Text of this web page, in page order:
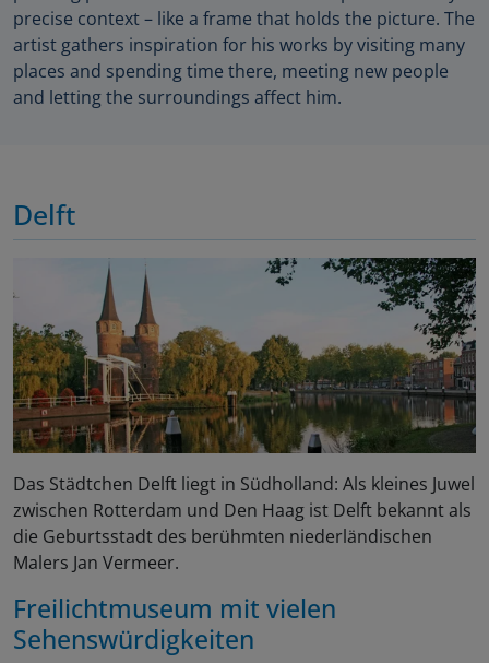
precise context – like a frame that holds the picture. The
artist gathers inspiration for his works by visiting many
places and spending time there, meeting new people
and letting the surroundings affect him.
Delft
Das Städtchen Delft liegt in Südholland: Als kleines Juwel
zwischen Rotterdam und Den Haag ist Delft bekannt als
die Geburtsstadt des berühmten niederländischen
Malers Jan Vermeer.
Freilichtmuseum mit vielen
Sehenswürdigkeiten